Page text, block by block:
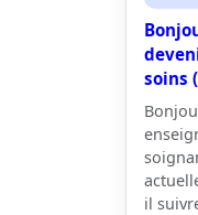
soins
il